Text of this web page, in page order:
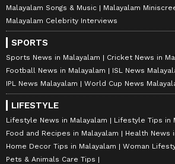
Malayalam Songs & Music
Malayalam
Malayalam Celebrity Interviews
SPORTS
Sports News in Malayalam
Cricket News in
Football News in Malayalam
ISL News
IPL News Malayalam
World Cup News
LIFESTYLE
Lifestyle News in Malayalam
Lifestyle Tips in
Food and Recipes in Malayalam
Health News
Home Decor Tips in Malayalam
Woman
Pets & Animals Care Tips